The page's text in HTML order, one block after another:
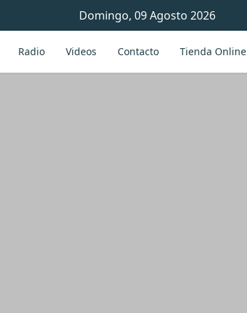
Domingo, 09 Agosto 2026
Radio Videos Contacto Tienda Online